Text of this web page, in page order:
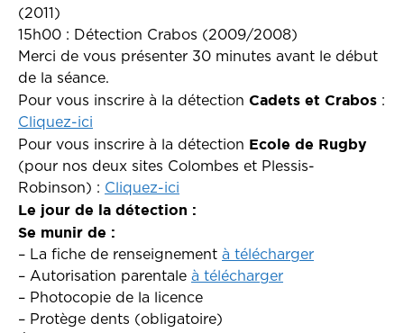
(2011)
15h00 : Détection Crabos (2009/2008)
Merci de vous présenter 30 minutes avant le début
de la séance.
Pour vous inscrire à la détection Cadets et Crabos :
Cliquez-ici
Pour vous inscrire à la détection Ecole de Rugby
(pour nos deux sites Colombes et Plessis-
Robinson) : Cliquez-ici
Le jour de la détection :
Se munir de :
– La fiche de renseignement à télécharger
– Autorisation parentale à télécharger
– Photocopie de la licence
– Protège dents (obligatoire)